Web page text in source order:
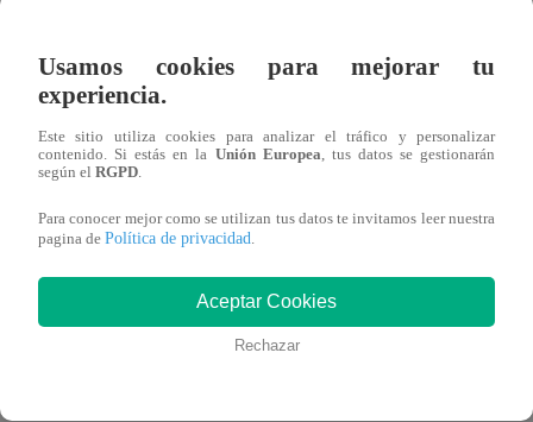
Redacción Latina
Usamos cookies para mejorar tu
experiencia.
Este sitio utiliza cookies para analizar el tráfico y personalizar
contenido. Si estás en la Unión Europea , tus datos se gestionarán
según el RGPD
Para conocer mejor como se utilizan tus datos te invitamos leer nuestra
pagina de Política de privacidad
Aceptar Cookies
Rechazar